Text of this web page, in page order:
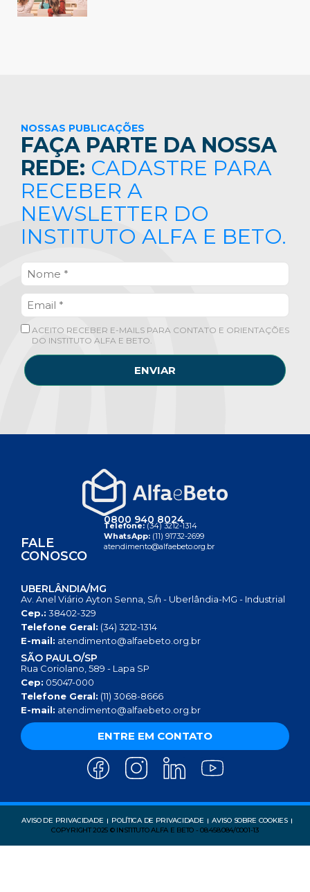
NOSSAS PUBLICAÇÕES
FAÇA PARTE DA NOSSA
REDE: CADASTRE PARA
RECEBER A
NEWSLETTER DO
INSTITUTO ALFA E BETO.
ACEITO RECEBER E-MAILS PARA CONTATO E ORIENTAÇÕES
DO INSTITUTO ALFA E BETO.
ENVIAR
FALE
CONOSCO
0800 940 8024
Telefone:(34) 3212-1314
WhatsApp: (11) 91732-2699
atendimento@alfaebeto.org.br
UBERLÂNDIA/MG
Av. Anel Viário Ayton Senna, S/n - Uberlândia-MG - Industrial
Cep.: 38402-329
Telefone Geral: (34) 3212-1314
E-mail: atendimento@alfaebeto.org.br
SÃO PAULO/SP
Rua Coriolano, 589 - Lapa SP
Cep: 05047-000
Telefone Geral: (11) 3068-8666
E-mail: atendimento@alfaebeto.org.br
ENTRE EM CONTATO
AVISO DE PRIVACIDADE POLÍTICA DE PRIVACIDADE
AVISO SOBRE COOKIES
COPYRIGHT 2025 © INSTITUTO ALFA E BETO - 08.458.084/0001-13